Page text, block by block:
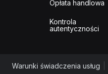
Opłata handlowa
Kontrola
autentyczności
Warunki świadczenia usług